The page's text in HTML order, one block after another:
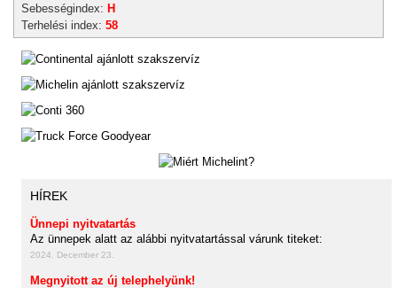
Sebességindex: H
Terhelési index: 58
HÍREK
Ünnepi nyitvatartás
Az ünnepek alatt az alábbi nyitvatartással várunk titeket:
2024. December 23.
Megnyitott az új telephelyünk!